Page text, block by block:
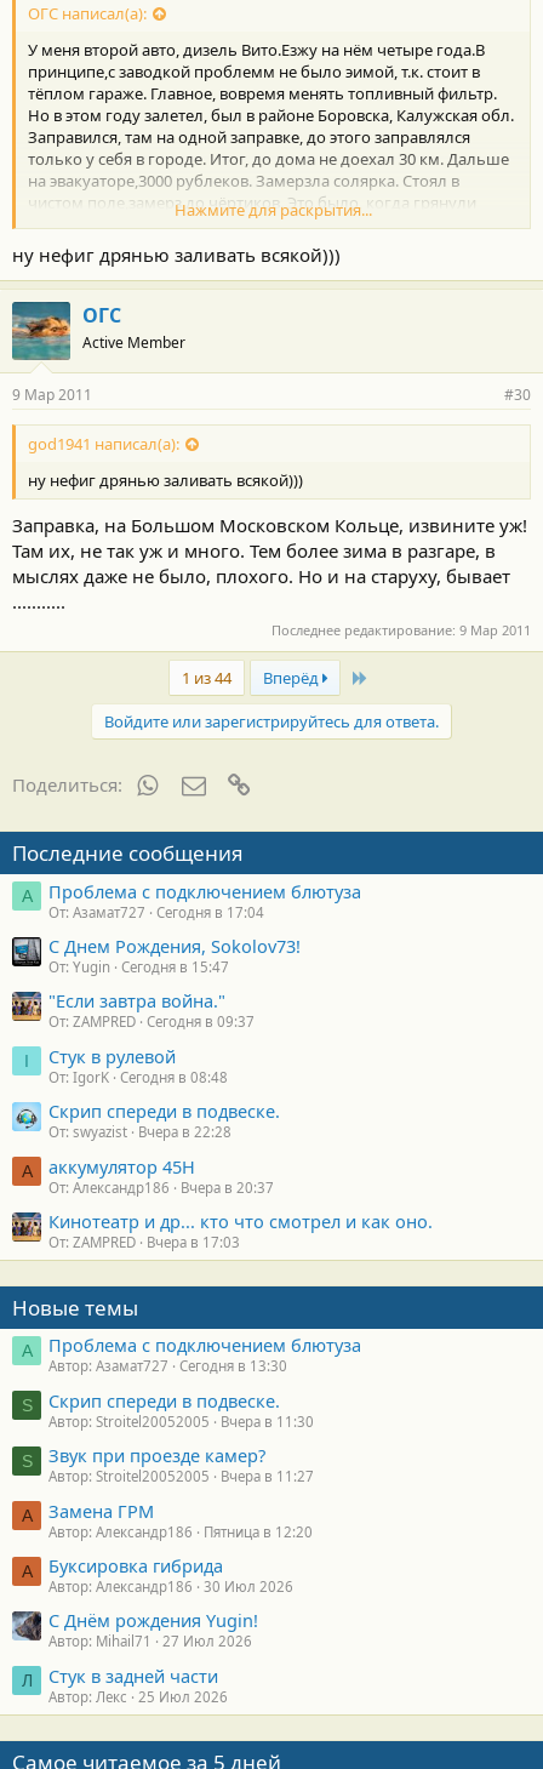
ОГС написал(а):
У меня второй авто, дизель Вито.Езжу на нём четыре года.В
принципе,с заводкой проблемм не было эимой, т.к. стоит в
тёплом гараже. Главное, вовремя менять топливный фильтр.
Но в этом году залетел, был в районе Боровска, Калужская обл.
Заправился, там на одной заправке, до этого заправлялся
только у себя в городе. Итог, до дома не доехал 30 км. Дальше
на эвакуаторе,3000 рублеков. Замерзла солярка. Стоял в
чистом поле,замерз до чёртиков. Это было, когда грянули
февральские морозы. Поэтому,на дизеле ниже минус
пятнадцать, езить не люблю. Тем более, куда нибудь в
незнакомые места!
Нажмите для раскрытия...
ну нефиг дрянью заливать всякой)))
ОГС
Active Member
9 Мар 2011 #30
god1941 написал(а):
ну нефиг дрянью заливать всякой)))
Заправка, на Большом Московском Кольце, извините уж!
Там их, не так уж и много. Тем более зима в разгаре, в
мыслях даже не было, плохого. Но и на старуху, бывает
...........
Последнее редактирование: 9 Мар 2011
1 из 44 Вперёд
Войдите или зарегистрируйтесь для ответа.
Поделиться: WhatsAppЭлектронная почта
Последние сообщения
А Проблема с подключением блютуза
От: Азамат727 Сегодня в 17:04
С Днем Рождения, Sokolov73!
От: Yugin Сегодня в 15:47
"Если завтра война."
От: ZAMPRED Сегодня в 09:37
I Стук в рулевой
От: IgorK Сегодня в 08:48
Скрип спереди в подвеске.
От: swyazist Вчера в 22:28
А аккумулятор 45H
От: Александр186 Вчера в 20:37
Кинотеатр и др... кто что смотрел и как оно.
От: ZAMPRED Вчера в 17:03
Новые темы
А Проблема с подключением блютуза
Автор: Азамат727 Сегодня в 13:30
S Скрип спереди в подвеске.
Автор: Stroitel20052005 Вчера в 11:30
S Звук при проезде камер?
Автор: Stroitel20052005 Вчера в 11:27
А Замена ГРМ
Автор: Александр186 Пятница в 12:20
А Буксировка гибрида
Автор: Александр186 30 Июл 2026
С Днём рождения Yugin!
Автор: Mihail71 27 Июл 2026
Л Стук в задней части
Автор: Лекс 25 Июл 2026
Самое читаемое за 5 дней